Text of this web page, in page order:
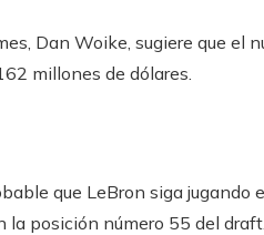
Dan Woike, sugiere que el
millones de dólares.
que LeBron siga
la posición número 55 del